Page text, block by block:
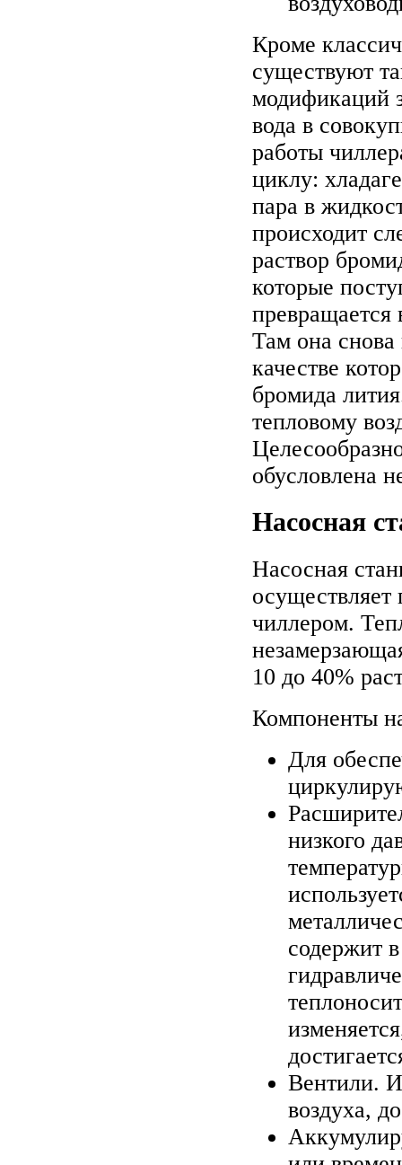
Кроме
существуют
модификаций
вода в
работы
циклу:
пара в
происходит
раствор
которые
превращается
Там она снова
качестве
бромида
тепловому
обусловлена
Насосная
Насосная
чиллером.
10 до 40%
Компоненты
Для
низкого
содержит
Вентили.
воздуха,